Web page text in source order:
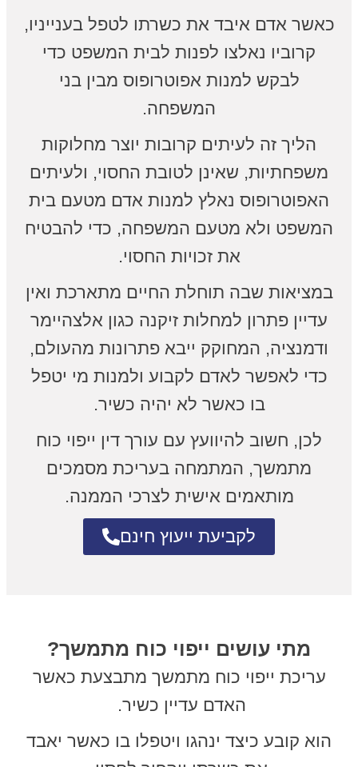
כאשר אדם איבד את כשרתו לטפל בענייניו,
קרוביו נאלצו לפנות לבית המשפט כדי
לבקש למנות אפוטרופוס מבין בני
המשפחה.
הליך זה לעיתים קרובות יוצר מחלוקות
משפחתיות, שאינן לטובת החסוי, ולעיתים
האפוטרופוס נאלץ למנות אדם מטעם בית
המשפט ולא מטעם המשפחה, כדי להבטיח
את זכויות החסוי.
במציאות שבה תוחלת החיים מתארכת ואין
עדיין פתרון למחלות זיקנה כגון אלצהיימר
ודמנציה, המחוקק ייבא פתרונות מהעולם,
כדי לאפשר לאדם לקבוע ולמנות מי יטפל
בו כאשר לא יהיה כשיר.
לכן, חשוב להיוועץ עם עורך דין ייפוי כוח
מתמשך, המתמחה בעריכת מסמכים
מותאמים אישית לצרכי הממנה.
לקביעת ייעוץ חינם
מתי עושים ייפוי כוח מתמשך?
עריכת ייפוי כוח מתמשך מתבצעת כאשר
האדם עדיין כשיר.
הוא קובע כיצד ינהגו ויטפלו בו כאשר יאבד